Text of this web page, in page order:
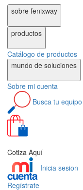
sobre fenixway
productos
Catálogo de productos
mundo de soluciones
Sobre mi cuenta
Busca tu equipo
Cotiza Aquí
Inicia sesion
Regístrate